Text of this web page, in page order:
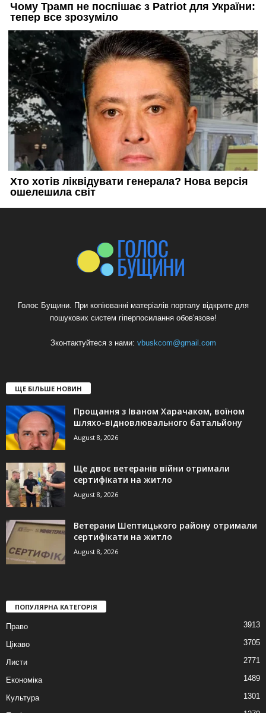
Голос Бущини. При копіюванні матеріалів порталу відкрите для
пошукових систем гіперпосилання обов'язове!
Зконтактуйтеся з нами: vbuskcom@gmail.com
ЩЕ БІЛЬШЕ НОВИН
Прощання з Іваном Харачаком, воїном
шляхо-відновлювального батальйону
August 8, 2026
Ще двоє ветеранів війни отримали
сертифікати на житло
August 8, 2026
Ветерани Шептицького району отримали
сертифікати на житло
August 8, 2026
ПОПУЛЯРНА КАТЕГОРІЯ
Право 3913
Цікаво 3705
Листи 2771
Економіка 1489
Культура 1301